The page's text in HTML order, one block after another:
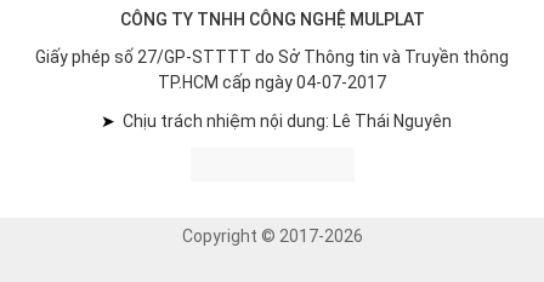
CÔNG TY TNHH CÔNG NGHỆ MULPLAT
Giấy phép số 27/GP-STTTT do Sở Thông tin và Truyền thông
TP.HCM cấp ngày 04-07-2017
➤ Chịu trách nhiệm nội dung: Lê Thái Nguyên
Copyright © 2017-2026